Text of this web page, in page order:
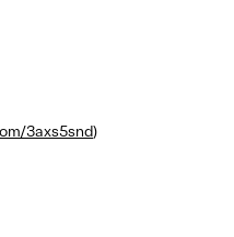
3axs5snd)